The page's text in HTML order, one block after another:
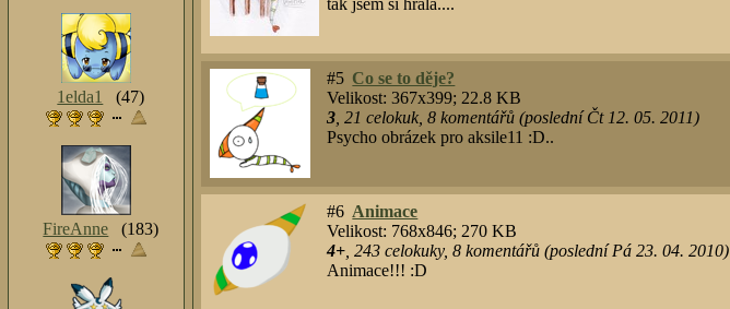
tak jsem si hrala....
#5 Co se to děje?
Velikost: 367x399; 22.8 KB
3 ,21 celokuk ,8 komentářů (poslední Čt 12. 05. 2011)
Psycho obrázek pro aksile11 :D..
#6 Animace
Velikost: 768x846; 270 KB
4+ ,243 celokuky,8 komentářů (poslední Pá 23. 04. 2010)
Animace!!! :D
1elda1 (47)
FireAnne (183)